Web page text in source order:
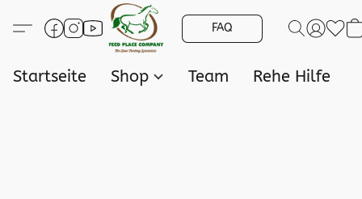
FAQ
Startseite Shop Team Rehe Hilfe